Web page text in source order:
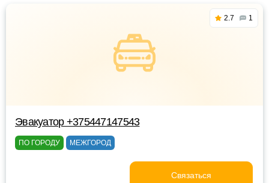
2.7 1
Эвакуатор +375447147543
ПО ГОРОДУ МЕЖГОРОД
Связаться